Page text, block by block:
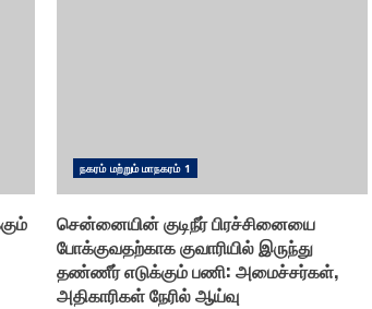
ந௧ரம் மற்றும் மாந௧ரம் 1
சென்னையின் குடிநீர் பிரச்சினையை
போக்குவதற்காக குவாரியில் இருந்து
தண்ணீர் எடுக்கும் பணி : அமைச்சர்கள்,
அதிகாரிகள் நேரில் ஆய்வு